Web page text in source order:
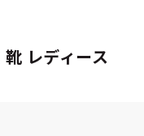
レディース